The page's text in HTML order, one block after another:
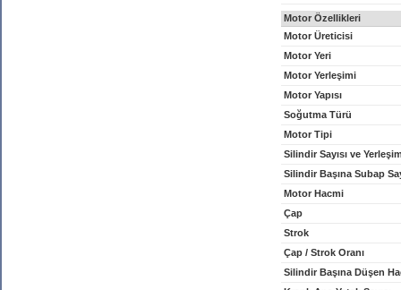
Motor Özellikleri
Motor Üreticisi
Motor Yeri
Motor Yerleşimi
Motor Yapısı
Soğutma Türü
Motor Tipi
Silindir Sayısı ve
Silindir Başına Subap
Motor Hacmi
Çap
Strok
Çap / Strok Oranı
Silindir Başına Düşen